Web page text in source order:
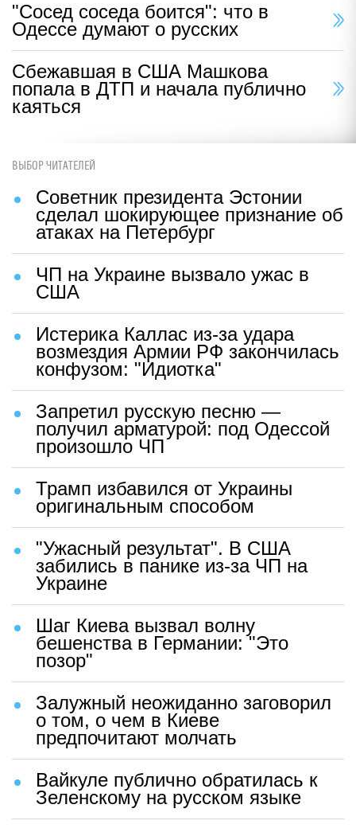
"Сосед соседа боится": что в
Одессе думают о русских
Сбежавшая в США Машкова
попала в ДТП и начала публично
каяться
ВЫБОР ЧИТАТЕЛЕЙ
Советник президента Эстонии
сделал шокирующее признание об
атаках на Петербург
ЧП на Украине вызвало ужас в
США
Истерика Каллас из-за удара
возмездия Армии РФ закончилась
конфузом: "Идиотка"
Запретил русскую песню —
получил арматурой: под Одессой
произошло ЧП
Трамп избавился от Украины
оригинальным способом
"Ужасный результат". В США
забились в панике из-за ЧП на
Украине
Шаг Киева вызвал волну
бешенства в Германии: "Это
позор"
Залужный неожиданно заговорил
о том, о чем в Киеве
предпочитают молчать
Вайкуле публично обратилась к
Зеленскому на русском языке